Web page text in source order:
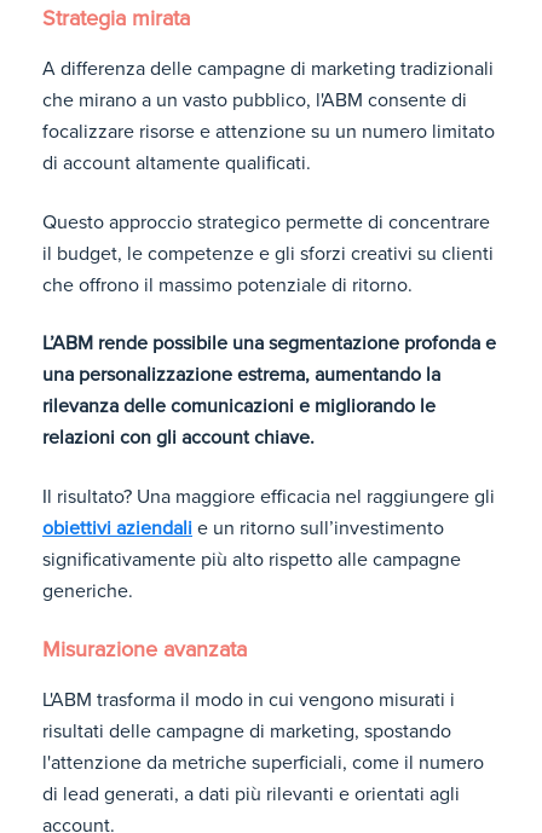
Strategia mirata
A differenza delle campagne di marketing tradizionali
che mirano a un vasto pubblico, l'ABM consente di
focalizzare risorse e attenzione su un numero limitato
di account altamente qualificati.
Questo approccio strategico permette di concentrare
il budget, le competenze e gli sforzi creativi su clienti
che offrono il massimo potenziale di ritorno.
L’ABM rende possibile una segmentazione profonda e
una personalizzazione estrema, aumentando la
rilevanza delle comunicazioni e migliorando le
relazioni con gli account chiave.
Il risultato? Una maggiore efficacia nel raggiungere gli
obiettivi aziendali e un ritorno sull’investimento
significativamente più alto rispetto alle campagne
generiche.
Misurazione avanzata
L'ABM trasforma il modo in cui vengono misurati i
risultati delle campagne di marketing, spostando
l'attenzione da metriche superficiali, come il numero
di lead generati, a dati più rilevanti e orientati agli
account.